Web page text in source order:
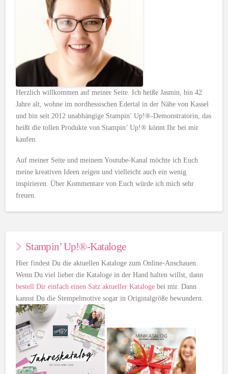
Herzlich willkommen auf meiner Seite. Ich heiße Jasmin, bin 42
Jahre alt, wohne im nordhessischen Edertal in der Nähe von Kassel
und bin seit 2012 unabhängige Stampin’ Up!®-Demonstratorin, das
heißt die tollen Produkte von Stampin’ Up!® könnt Ihr bei mir
kaufen.
Auf meiner Seite und meinem Youtube-Kanal möchte ich Euch
meine kreativen Ideen zeigen und vielleicht auch ein wenig
inspirieren. Über Kommentare von Euch würde ich mich sehr
freuen.
Stampin’ Up!®-Kataloge
Hier findest Du die aktuellen Kataloge zum Online-Anschauen.
Wenn Du viel lieber die Kataloge in der Hand halten willst, dann
bestell Dir einfach einen Satz aktueller Kataloge bei mir. Dann
kannst Du die Stempelmotive sogar in Originalgröße bewundern.